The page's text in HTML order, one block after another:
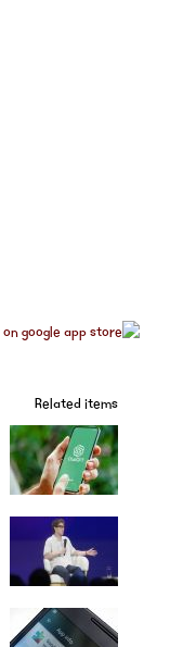
Related items